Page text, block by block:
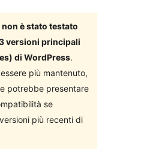
non è stato testato
versioni principali
di WordPress.
più mantenuto,
potrebbe presentare
se
più recenti di